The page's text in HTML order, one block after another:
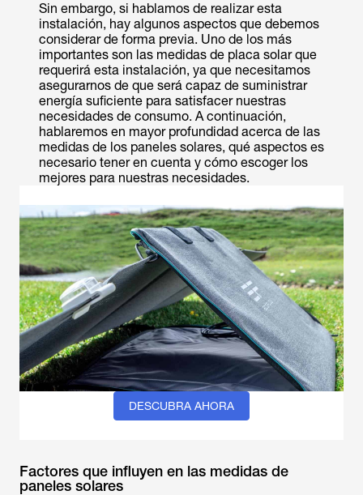
Sin embargo, si hablamos de realizar esta
instalación, hay algunos aspectos que debemos
considerar de forma previa. Uno de los más
importantes son las medidas de placa solar que
requerirá esta instalación, ya que necesitamos
asegurarnos de que será capaz de suministrar
energía suficiente para satisfacer nuestras
necesidades de consumo. A continuación,
hablaremos en mayor profundidad acerca de las
medidas de los paneles solares, qué aspectos es
necesario tener en cuenta y cómo escoger los
mejores para nuestras necesidades.
DESCUBRA AHORA
Factores que influyen en las medidas de
paneles solares